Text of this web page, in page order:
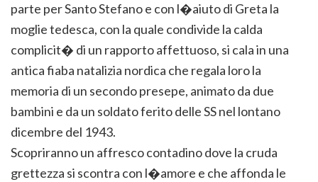
parte per Santo Stefano e con l�aiuto di Greta la
moglie tedesca, con la quale condivide la calda
complicit� di un rapporto affettuoso, si cala in una
antica fiaba natalizia nordica che regala loro la
memoria di un secondo presepe, animato da due
bambini e da un soldato ferito delle SS nel lontano
dicembre del 1943.
Scopriranno un affresco contadino dove la cruda
grettezza si scontra con l�amore e che affonda le